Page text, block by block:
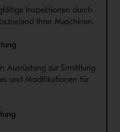
Inspektionen durch
Ihrer Maschinen.
Ausrüstung zur Ermittlung
und Modifikationen für